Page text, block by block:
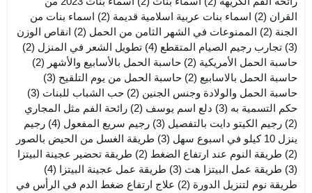
القران (2) اسماء بنات عربية اسلامية قديمة (2)
اسماء بنات من
الجنة (2) الممنوعات في الشهر الثامن من الحمل (2)
انقاص الوزن
(3)
تجارب رجيم الصيام المتقطع (4) تطويل الشعر في المنزل (2)
حاسبة الحمل الأمريكية (2) حاسبة الحمل بالأسابيع والأشهر (2)
حاسبة الحمل بالاسابيع (2) حاسبة الحمل من يوم التلقيح (3)
حاسبة الحمل والولادة وجنس الجنين (2) حب الشباب للبنات (3)
حكم التسمية به (3) دلع اسم يوسف (2)
رائحة الفم مثل المجاري
(2)
رجيم الكيتو دايت بالتفصيل (3) رجيم سريع المفعول (4)
رجيم
ينزل 10 كيلو في اسبوع سهل
(3)
طريقة الغسل من الحيض بالصور
(2)
طريقة النوم عند ارتفاع الضغط (2)
طريقة تحضير عجينة البيتزا
(3)
طريقة عمل البيتزا هت (3) طريقة عمل عجينة البيتزا (4)
طريقة نوم لتنزيل الدورة (2) علاج ارتفاع ضغط الدم في الرأس في